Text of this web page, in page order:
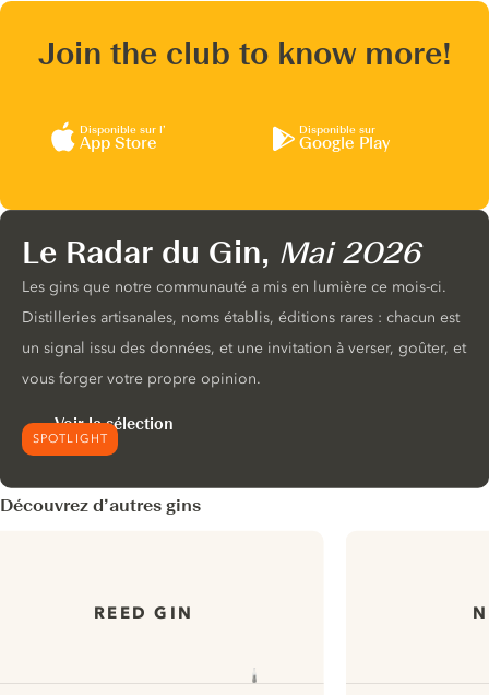
Join the club to know more!
Disponible sur l’
App Store
Disponible sur
Google Play
SPOTLIGHT
Le Radar du Gin, Mai 2026
Les gins que notre communauté a mis en lumière ce mois-ci.
Distilleries artisanales, noms établis, éditions rares : chacun est
un signal issu des données, et une invitation à verser, goûter, et
vous forger votre propre opinion.
Voir la sélection
Découvrez d’autres gins
REED GIN